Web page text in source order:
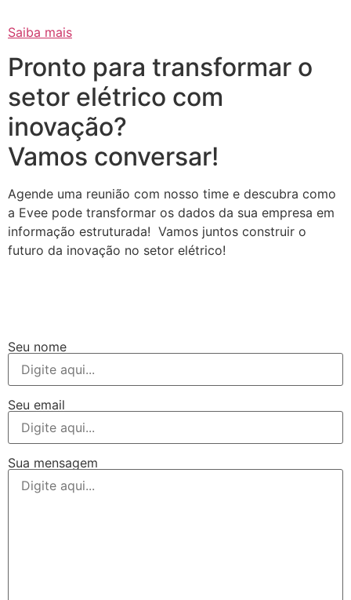
Saiba mais
Pronto para transformar o
setor elétrico com
inovação?
Vamos conversar!
Agende uma reunião com nosso time e descubra como
a Evee pode transformar os dados da sua empresa em
informação estruturada! Vamos juntos construir o
futuro da inovação no setor elétrico!
Seu nome
Seu email
Sua mensagem